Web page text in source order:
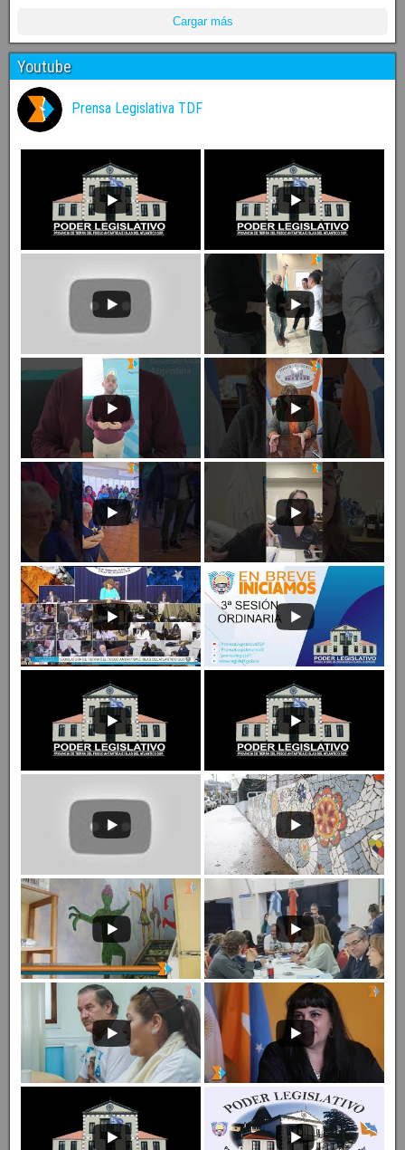
Cargar más
Youtube
Prensa Legislativa TDF